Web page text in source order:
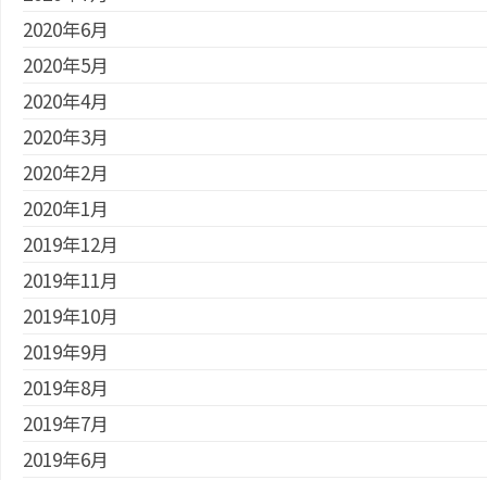
2020年6月
2020年5月
2020年4月
2020年3月
2020年2月
2020年1月
2019年12月
2019年11月
2019年10月
2019年9月
2019年8月
2019年7月
2019年6月